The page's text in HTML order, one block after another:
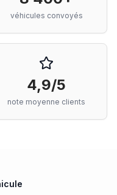
véhicules convoyés
4,9/5
note moyenne clients